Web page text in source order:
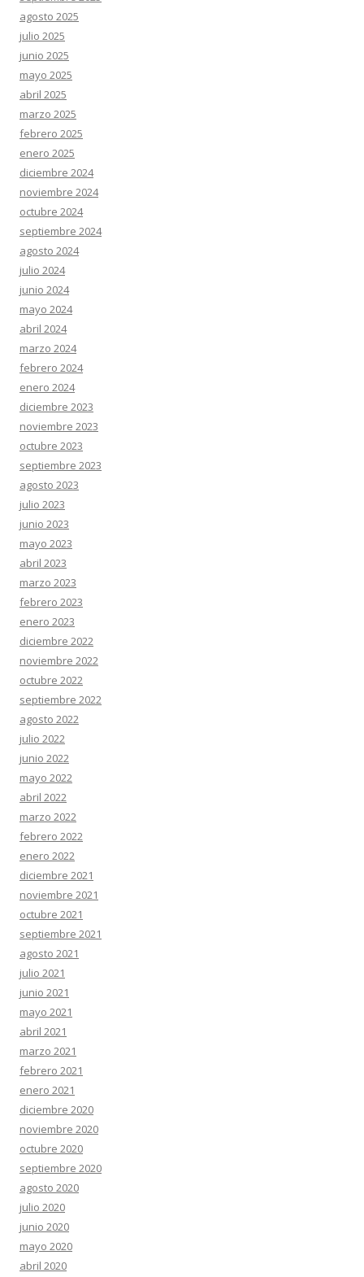
agosto 2025
julio 2025
junio 2025
mayo 2025
abril 2025
marzo 2025
febrero 2025
enero 2025
diciembre 2024
noviembre 2024
octubre 2024
septiembre 2024
agosto 2024
julio 2024
junio 2024
mayo 2024
abril 2024
marzo 2024
febrero 2024
enero 2024
diciembre 2023
noviembre 2023
octubre 2023
septiembre 2023
agosto 2023
julio 2023
junio 2023
mayo 2023
abril 2023
marzo 2023
febrero 2023
enero 2023
diciembre 2022
noviembre 2022
octubre 2022
septiembre 2022
agosto 2022
julio 2022
junio 2022
mayo 2022
abril 2022
marzo 2022
febrero 2022
enero 2022
diciembre 2021
noviembre 2021
octubre 2021
septiembre 2021
agosto 2021
julio 2021
junio 2021
mayo 2021
abril 2021
marzo 2021
febrero 2021
enero 2021
diciembre 2020
noviembre 2020
octubre 2020
septiembre 2020
agosto 2020
julio 2020
junio 2020
mayo 2020
abril 2020